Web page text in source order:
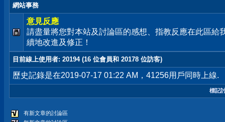
網站事務
意見反應
請盡量將您對本站及討論區的感想、指教反應在此區給
續地改進及修正！
目前線上使用者: 20194 (16 位會員和 20178 位訪客)
歷史記錄是在2019-07-17 01:22 AM，41256用戶同時上線.
標記
有新文章的討論區